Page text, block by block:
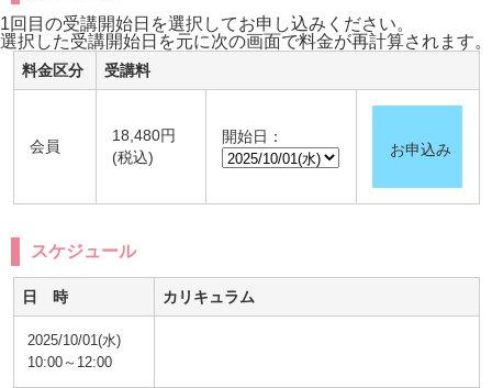
1回目の受講開始日を選択してお申し込みください。
選択した受講開始日を元に次の画面で料金が再計算されます。
料金区分 受講料
会員
18,480円
(税込)
開始日：
お申込み
スケジュール
日 時 カリキュラム
2025/10/01(水)
10:00～12:00